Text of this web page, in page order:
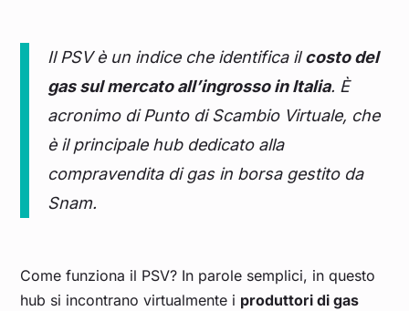
Novembre 2023 0,455
Ottobre 2023 0,468
Luglio 2023 0,336
Il PSV è un indice che identifica ilcosto del
gas sul mercato all’ingrosso in Italia. È
acronimo di Punto di Scambio Virtuale, che
è il principale hub dedicato alla
compravendita di gas in borsa gestito da
Snam.
Come funziona il PSV? In parole semplici, in questo
hub si incontrano virtualmente i produttori di gas